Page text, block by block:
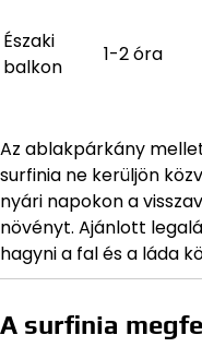
Északi
balkon
1-2 óra
Az ablakpárkány
surfinia ne kerüljön
nyári napokon a
növényt. Ajánlott
hagyni a fal és a láda
A surfinia